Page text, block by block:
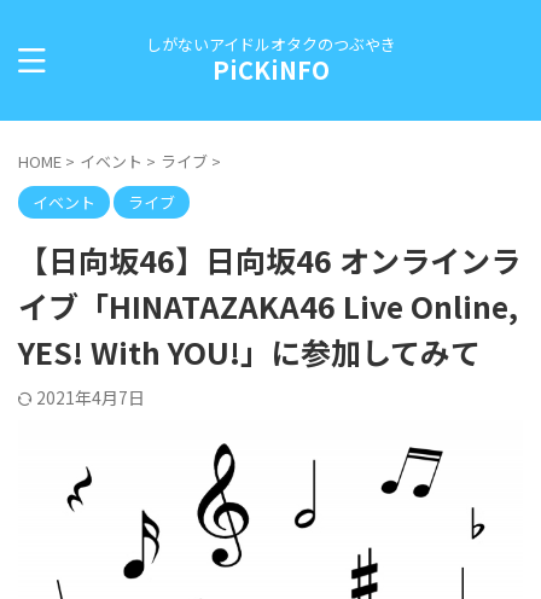
しがないアイドルオタクのつぶやき
PiCKiNFO
HOME > イベント > ライブ >
イベント
ライブ
【日向坂46】日向坂46 オンラインラ
イブ「HINATAZAKA46 Live Online,
YES! With YOU!」に参加してみて
2021年4月7日